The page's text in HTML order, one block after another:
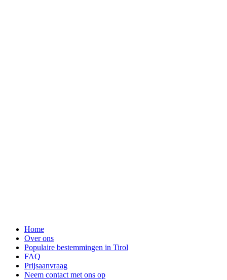
Home
Over ons
Populaire bestemmingen in Tirol
FAQ
Prijsaanvraag
Neem contact met ons op